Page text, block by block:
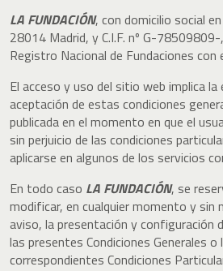
LA FUNDACIÓN, con domicilio social
28014 Madrid, y C.I.F. nº G-
Registro Nacional de Fundaciones
El acceso y uso del sitio web implica la
aceptación de estas condiciones
publicada en el momento en que el
sin perjuicio de las condiciones
aplicarse en algunos de los servicios
En todo caso LA FUNDACIÓN, se
modificar, en cualquier momento y sin
aviso, la presentación y configuración
las presentes Condiciones Generales o
correspondientes Condiciones